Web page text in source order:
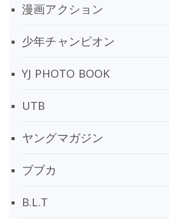
漫画アクション
少年チャンピオン
YJ PHOTO BOOK
UTB
ヤングマガジン
ブブカ
B.L.T